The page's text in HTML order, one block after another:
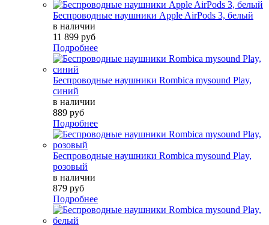
Беспроводные наушники Apple AirPods 3, белый
в наличии
11 899 руб
Подробнее
Беспроводные наушники Rombica mysound Play,
синий
в наличии
889 руб
Подробнее
Беспроводные наушники Rombica mysound Play,
розовый
в наличии
879 руб
Подробнее